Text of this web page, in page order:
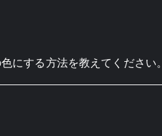
にする方法を教えてください。